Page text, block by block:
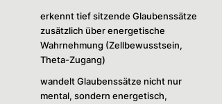
erkennt tief sitzende Glaubenssätze
zusätzlich über energetische
Wahrnehmung (Zellbewusstsein,
Theta-Zugang)
wandelt Glaubenssätze nicht nur
mental, sondern energetisch,